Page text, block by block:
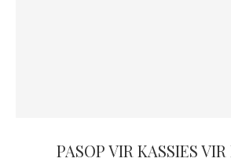
PASOP VIR KASSIES